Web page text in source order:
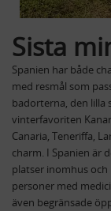
Sista
Spanien har både
med resmål som
badorterna, den lilla
vinterfavoriten
Canaria, Teneriffa,
charm. I Spanien är
platser inomhus och
personer med
även begränsade